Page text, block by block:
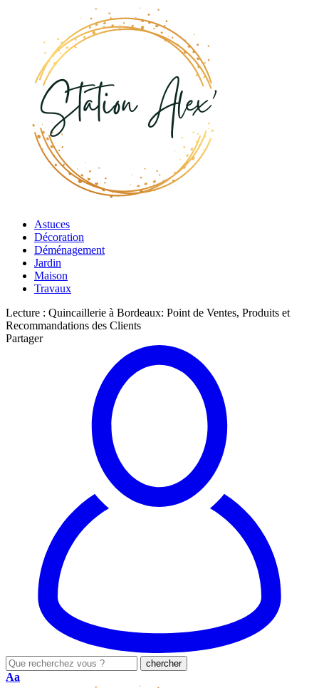
Astuces
Décoration
Déménagement
Jardin
Maison
Travaux
Lecture : Quincaillerie à Bordeaux: Point de Ventes, Produits et
Recommandations des Clients
Partager
Aa